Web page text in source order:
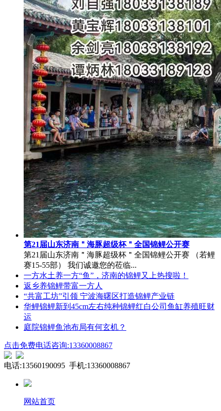
第21届山东济南＂海豚超级杯＂全国锦鲤公开赛
第21届山东济南＂海豚超级杯＂全国锦鲤公开赛 （若鲤
赛15-55部） 我们诚邀您的莅临...
一方水土养一方“鱼”，济南的锦鲤又上热搜啦！
返乡养锦鲤带富一方人
“共富工坊”引领 宁波海曙区打造锦鲤产业链
华鲤锦鲤新到45cm左右纯种锦鲤红白公司鱼缸养殖旺财
运
庭院锦鲤鱼池布局有何玄机？
点击免费电话咨询:13360008867
电话:13560190095 手机:13360008867
网站首页